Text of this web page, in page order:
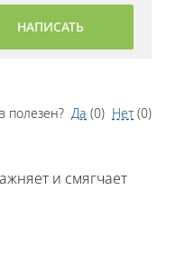
НАПИСАТЬ
полезен? Да (0) Нет (0)
и смягчает